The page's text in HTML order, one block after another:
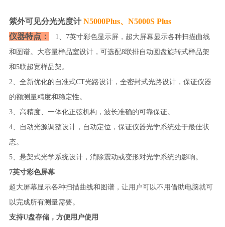
紫外可见分光光度计 N5000Plus、N5000S Plus
仪器特点：
1、7英寸彩色显示屏，超大屏幕显示各种扫描曲线
和图谱。大容量样品室设计，可选配8联排自动圆盘旋转式样品架
和5联超宽样品架。
2、全新优化的自准式CT光路设计，全密封式光路设计，保证仪器
的额测量精度和稳定性。
3、高精度、一体化正弦机构，波长准确的可靠保证。
4、自动光源调整设计，自动定位，保证仪器光学系统处于最佳状
态。
5、悬架式光学系统设计，消除震动或变形对光学系统的影响。
7英寸彩色屏幕
超大屏幕显示各种扫描曲线和图谱，让用户可以不用借助电脑就可
以完成所有测量需要。
支持U盘存储，方便用户使用